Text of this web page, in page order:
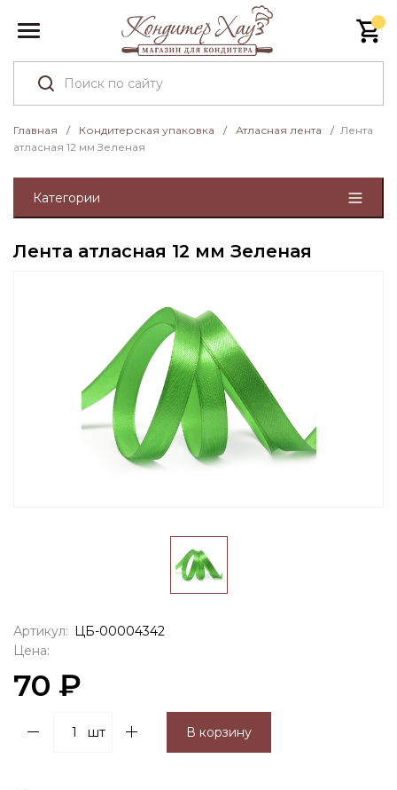
Главная / Кондитерская упаковка / Атласная лента / Лента
атласная 12 мм Зеленая
Категории
Лента атласная 12 мм Зеленая
Артикул: ЦБ-00004342
Цена:
70 ₽
шт В корзину